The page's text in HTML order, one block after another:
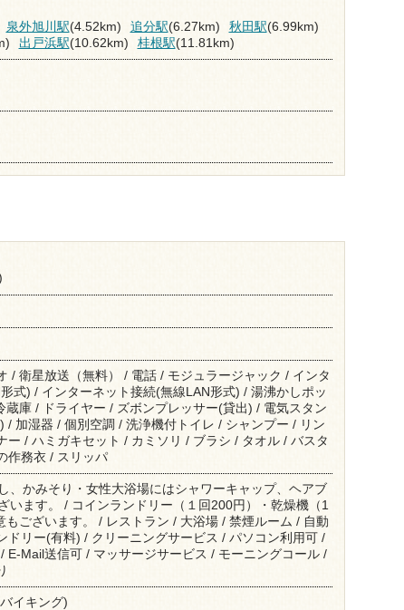
泉外旭川駅(4.52km) 追分駅(6.27km) 秋田駅(6.99km)
出戸浜駅(10.62km) 桂根駅(11.81km)
/ 衛星放送（無料） / 電話 / モジュラージャック / インタ
式) / インターネット接続(無線LAN形式) / 湯沸かしポッ
蔵庫 / ドライヤー / ズボンプレッサー(貸出) / 電気スタン
/ 加湿器 / 個別空調 / 洗浄機付トイレ / シャンプー / リン
ー / ハミガキセット / カミソリ / ブラシ / タオル / バスタ
作務衣 / スリッパ
、かみそり・女性大浴場にはシャワーキャップ、ヘアブ
います。 / コインランドリー（１回200円）・乾燥機（1
もございます。 / レストラン / 大浴場 / 禁煙ルーム / 自動
ドリー(有料) / クリーニングサービス / パソコン利用可 /
E-Mail送信可 / マッサージサービス / モーニングコール /
イキング)